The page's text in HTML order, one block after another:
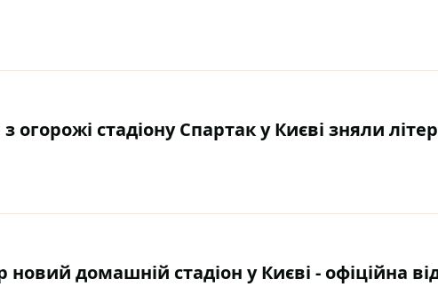
огорожі стадіону Спартак у Києві зняли
домашній стадіон у Києві - офіційна